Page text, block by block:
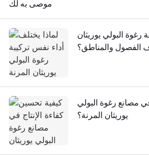
موصى به لك
رغوة البولي يوريثان
الفصول والمناطق؟
مصانع رغوة البولي
يوريثان المرنة؟